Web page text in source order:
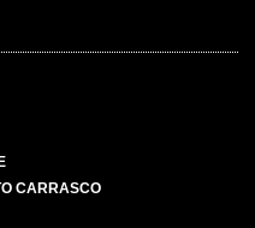
CARRASCO